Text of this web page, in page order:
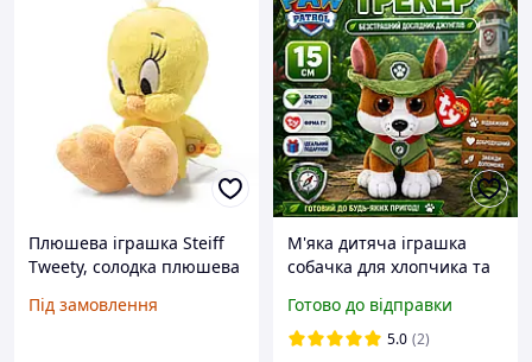
Плюшева іграшка Steiff
Tweety, солодка плюшева
хлопчиків і дівчаток,
Під замовлення
М'яка дитяча іграшка
собачка для хлопчика та
Щенячий патруль м'які
іграшки Paw patrol 15 см
Готово до відправки
5.0 (2)